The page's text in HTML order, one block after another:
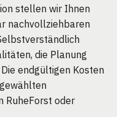
stellen wir Ihnen
nachvollziehbaren
die Planung
endgültigen Kosten
RuheForst oder